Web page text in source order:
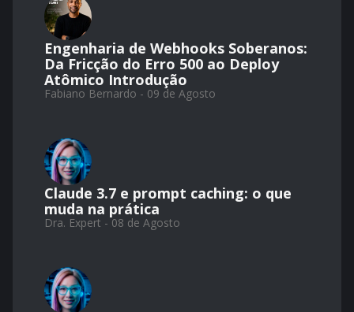
Engenharia de Webhooks Soberanos:
Da Fricção do Erro 500 ao Deploy
Atômico Introdução
Fabiano Bernardo - 09 de Agosto
Claude 3.7 e prompt caching: o que
muda na prática
Dra. Expert - 08 de Agosto